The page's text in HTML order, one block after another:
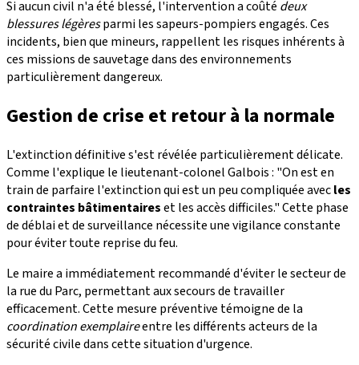
Si aucun civil n'a été blessé, l'intervention a coûté deux
blessures légèresparmi les sapeurs-pompiers engagés. Ces
incidents, bien que mineurs, rappellent les risques inhérents à
ces missions de sauvetage dans des environnements
particulièrement dangereux.
Gestion de crise et retour à la normale
L'extinction définitive s'est révélée particulièrement délicate.
Comme l'explique le lieutenant-colonel Galbois : "On est en
train de parfaire l'extinction qui est un peu compliquée avecles
contraintes bâtimentaireset les accès difficiles." Cette phase
de déblai et de surveillance nécessite une vigilance constante
pour éviter toute reprise du feu.
Le maire a immédiatement recommandé d'éviter le secteur de
la rue du Parc, permettant aux secours de travailler
efficacement. Cette mesure préventive témoigne de la
coordination exemplaireentre les différents acteurs de la
sécurité civile dans cette situation d'urgence.